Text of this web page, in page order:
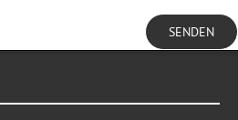
SENDEN